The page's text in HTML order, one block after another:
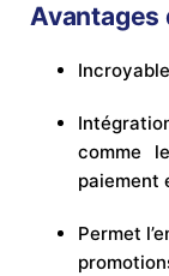
Avantages
comme
paiement
Permet